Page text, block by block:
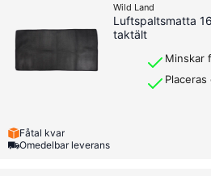
Wild Land
Luftspaltsmatta
taktält
Minskar
Fåtal kvar
Omedelbar leverans